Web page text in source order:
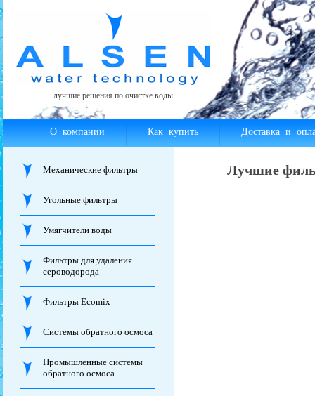
лучшие решения по очистке воды
О компании Как купить Доставка и
Механические фильтры
Угольные фильтры
Умягчители воды
Фильтры для удаления
сероводорода
Фильтры Ecomix
Системы обратного осмоса
Промышленные системы
обратного осмоса
Лучшие